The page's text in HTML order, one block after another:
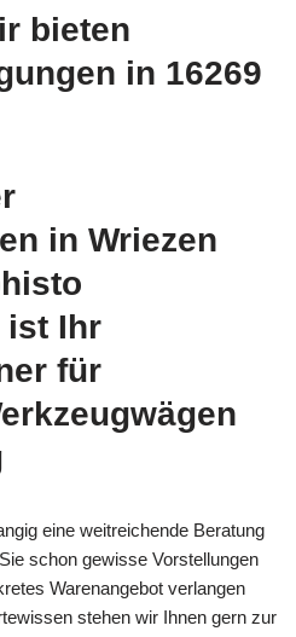
bieten
in 16269
in Wriezen
ist Ihr
für
eine weitreichende Beratung
schon gewisse Vorstellungen
Warenangebot verlangen
stehen wir Ihnen gern zur